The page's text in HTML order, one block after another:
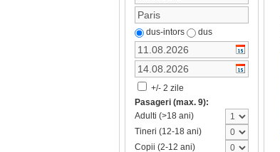
dus-intors dus
+/- 2 zile
Pasageri (max. 9):
Adulti (>18 ani)
Tineri (12-18 ani)
Copii (2-12 ani)